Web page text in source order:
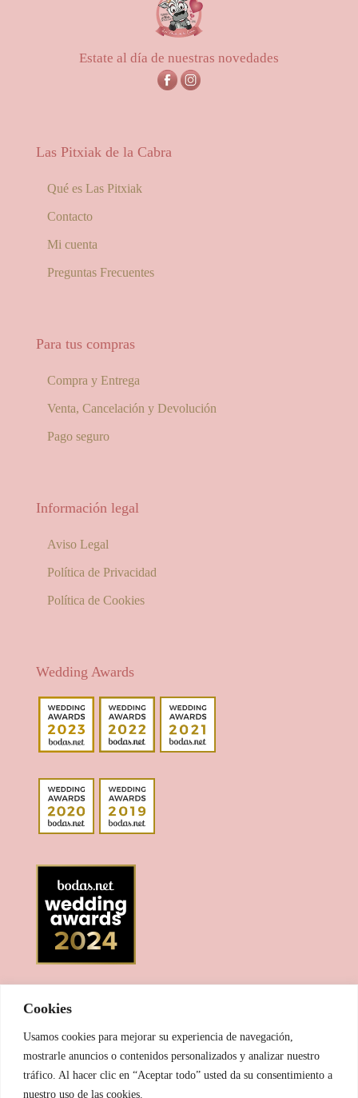
Cookies
Usamos cookies para mejorar su experiencia de navegación,
mostrarle anuncios o contenidos personalizados y analizar nuestro
tráfico. Al hacer clic en “Aceptar todo” usted da su consentimiento a
nuestro uso de las cookies.
hasta
56,00€
Estate al día de nuestras novedades
Las Pitxiak de la Cabra
Qué es Las Pitxiak
Contacto
Mi cuenta
Preguntas Frecuentes
Para tus compras
Compra y Entrega
Venta, Cancelación y Devolución
Pago seguro
Información legal
Aviso Legal
Política de Privacidad
Política de Cookies
Wedding Awards